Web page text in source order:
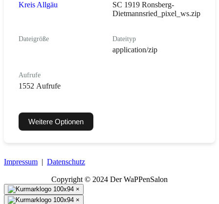
Kreis Allgäu
SC 1919 Ronsberg-
Dietmannsried_pixel_ws.zip
Dateigröße Dateityp
application/zip
Aufrufe
1552 Aufrufe
Weitere Optionen
Impressum | Datenschutz
Copyright © 2024 Der WaPPenSalon
×
×